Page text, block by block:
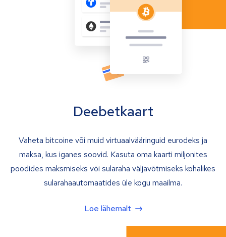
Deebetkaart
Vaheta bitcoine või muid virtuaalvääringuid eurodeks ja
maksa, kus iganes soovid. Kasuta oma kaarti miljonites
poodides maksmiseks või sularaha väljavõtmiseks kohalikes
sularahaautomaatides üle kogu maailma.
Loe lähemalt